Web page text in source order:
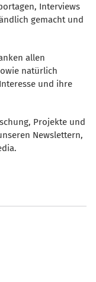
Interviews
gemacht und
allen
natürlich
und ihre
Projekte und
Newslettern,